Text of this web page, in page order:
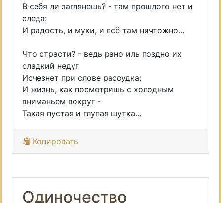
В себя ли заглянешь? - там прошлого нет и
следа:
И радость, и муки, и всё там ничтожно...
Что страсти? - ведь рано иль поздно их
сладкий недуг
Исчезнет при слове рассудка;
И жизнь, как посмотришь с холодным
вниманьем вокруг -
Такая пустая и глупая шутка...
Копировать
Одиночество